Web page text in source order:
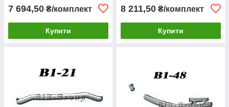
7 694,50 ₴/комплект
Купити
8 211,50 ₴/комплект
Купити